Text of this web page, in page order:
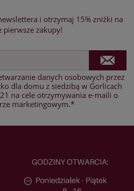
i otrzymaj 15% zniżki na
pierwsze zakupy!
danych osobowych przez
dla domu z siedzibą w Gorlicach
na cele otrzymywania e-maili o
marketingowym.*